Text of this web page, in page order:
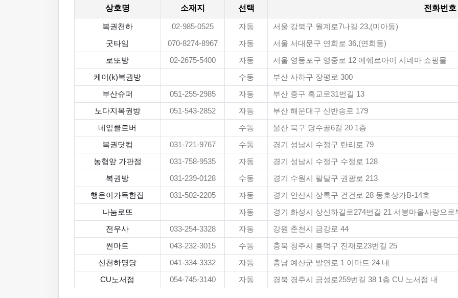
상호명 소재지 선택 전화번호
복권천하 02-985-0525 자동 서울 강북구 월계로7나길 23,(미아동)
굿타임 070-8274-8967 자동 서울 서대문구 연희로 36,(연희동)
로또방 02-2675-5400 자동 서울 영등포구 영중로 12 에쉐르아이 시네마 쇼핑몰
케이(k)복권방 수동 부산 사하구 장평로 300
부산슈퍼 051-255-2985 자동 부산 중구 흑교로31번길 13
노다지복권방 051-543-2852 자동 부산 해운대구 신반송로 179
네잎클로버 수동 울산 북구 당수골6길 20 1층
복권닷컴 031-721-9767 수동 경기 성남시 수정구 탄리로 79
농협앞 가판점 031-758-9535 자동 경기 성남시 수정구 수정로 128
복권방 031-239-0128 수동 경기 수원시 팔달구 권광로 213
행운이가득한집 031-502-2205 자동 경기 안산시 상록구 건건로 28 동호상가B-14호
나눔로또 자동 경기 화성시 상신하길로274번길 21 서봉마을사랑으
전우사 033-254-3328 자동 강원 춘천시 금강로 44
썬마트 043-232-3015 수동 충북 청주시 흥덕구 진재로23번길 25
신천하명당 041-334-3332 자동 충남 예산군 발연로 1 이마트 24 내
CU노서점 054-745-3140 자동 경북 경주시 금성로259번길 38 1층 CU 노서점 내